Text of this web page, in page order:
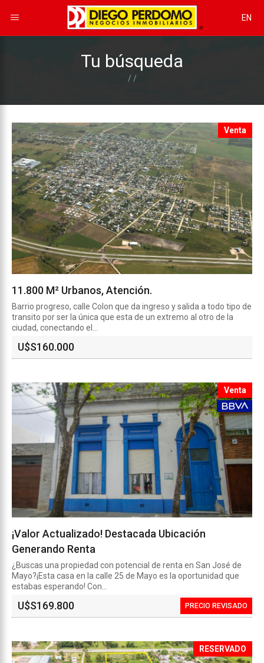
EN
Tu búsqueda
/ /
Venta
11.800 M² Urbanos, Atención.
Barrio progreso, calle Colon que da ingreso y salida a todo tipo de
transito por ser la única que esta de un extremo al otro de la
ciudad, conectando el...
U$S160.000
Venta
¡Valor Actualizado! Destacada Ubicación
Generando Renta
¿Buscas una propiedad con potencial de renta en San José de
Mayo?¡Esta casa en la calle 25 de Mayo es la oportunidad que
estabas esperando! Con...
PRECIO REVISADO
U$S169.800
RESERVADO